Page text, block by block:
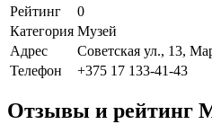
Рейтинг
0
Категория Музей
Адрес
Советская ул., 13,
Телефон
+375 17 133-41-43
Отзывы и рейтинг